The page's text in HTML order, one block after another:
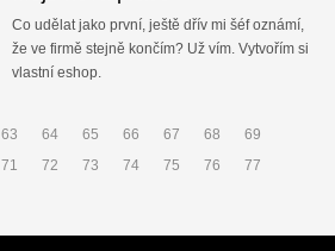
Co udělat jako první, ještě dřív mi šéf oznámí,
že ve firmě stejně končím? Už vím. Vytvořím si
vlastní eshop.
63 64 65 66 67 68
69
71 72 73 74 75 76
77